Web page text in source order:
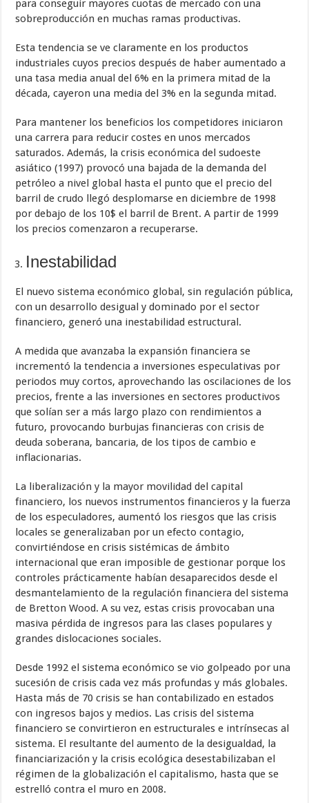
para conseguir mayores cuotas de mercado con una
sobreproducción en muchas ramas productivas.
Esta tendencia se ve claramente en los productos
industriales cuyos precios después de haber aumentado a
una tasa media anual del 6% en la primera mitad de la
década, cayeron una media del 3% en la segunda mitad.
Para mantener los beneficios los competidores iniciaron
una carrera para reducir costes en unos mercados
saturados. Además, la crisis económica del sudoeste
asiático (1997) provocó una bajada de la demanda del
petróleo a nivel global hasta el punto que el precio del
barril de crudo llegó desplomarse en diciembre de 1998
por debajo de los 10$ el barril de Brent. A partir de 1999
los precios comenzaron a recuperarse.
Inestabilidad
El nuevo sistema económico global, sin regulación pública,
con un desarrollo desigual y dominado por el sector
financiero, generó una inestabilidad estructural.
A medida que avanzaba la expansión financiera se
incrementó la tendencia a inversiones especulativas por
periodos muy cortos, aprovechando las oscilaciones de los
precios, frente a las inversiones en sectores productivos
que solían ser a más largo plazo con rendimientos a
futuro, provocando burbujas financieras con crisis de
deuda soberana, bancaria, de los tipos de cambio e
inflacionarias.
La liberalización y la mayor movilidad del capital
financiero, los nuevos instrumentos financieros y la fuerza
de los especuladores, aumentó los riesgos que las crisis
locales se generalizaban por un efecto contagio,
convirtiéndose en crisis sistémicas de ámbito
internacional que eran imposible de gestionar porque los
controles prácticamente habían desaparecidos desde el
desmantelamiento de la regulación financiera del sistema
de Bretton Wood. A su vez, estas crisis provocaban una
masiva pérdida de ingresos para las clases populares y
grandes dislocaciones sociales.
Desde 1992 el sistema económico se vio golpeado por una
sucesión de crisis cada vez más profundas y más globales.
Hasta más de 70 crisis se han contabilizado en estados
con ingresos bajos y medios. Las crisis del sistema
financiero se convirtieron en estructurales e intrínsecas al
sistema. El resultante del aumento de la desigualdad, la
financiarización y la crisis ecológica desestabilizaban el
régimen de la globalización el capitalismo, hasta que se
estrelló contra el muro en 2008.